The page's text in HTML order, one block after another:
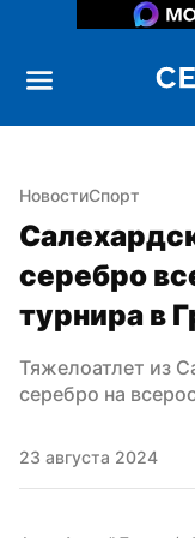
НовостиСпорт
серебро
турнира в
Тяжелоатлет из
серебро на
23 августа 2024